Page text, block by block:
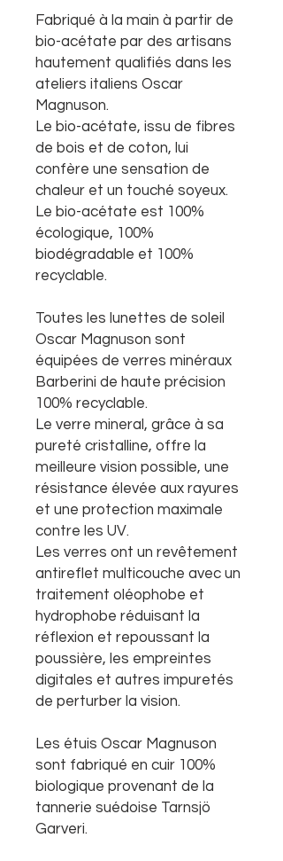
Fabriqué à la main à partir de
bio-acétate par des artisans
hautement qualifiés dans les
ateliers italiens Oscar
Magnuson.
Le bio-acétate, issu de fibres
de bois et de coton, lui
confère une sensation de
chaleur et un touché soyeux.
Le bio-acétate est 100%
écologique, 100%
biodégradable et 100%
recyclable.
Toutes les lunettes de soleil
Oscar Magnuson sont
équipées de verres minéraux
Barberini de haute précision
100% recyclable.
Le verre mineral, grâce à sa
pureté cristalline, offre la
meilleure vision possible, une
résistance élevée aux rayures
et une protection maximale
contre les UV.
Les verres ont un revêtement
antireflet multicouche avec un
traitement oléophobe et
hydrophobe réduisant la
réflexion et repoussant la
poussière, les empreintes
digitales et autres impuretés
de perturber la vision.
Les étuis Oscar Magnuson
sont fabriqué en cuir 100%
biologique provenant de la
tannerie suédoise Tarnsjö
Garveri.